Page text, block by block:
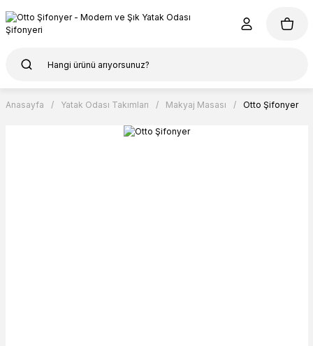
Anasayfa Yatak Odası Takımları Makyaj Masası Otto Şifonyer